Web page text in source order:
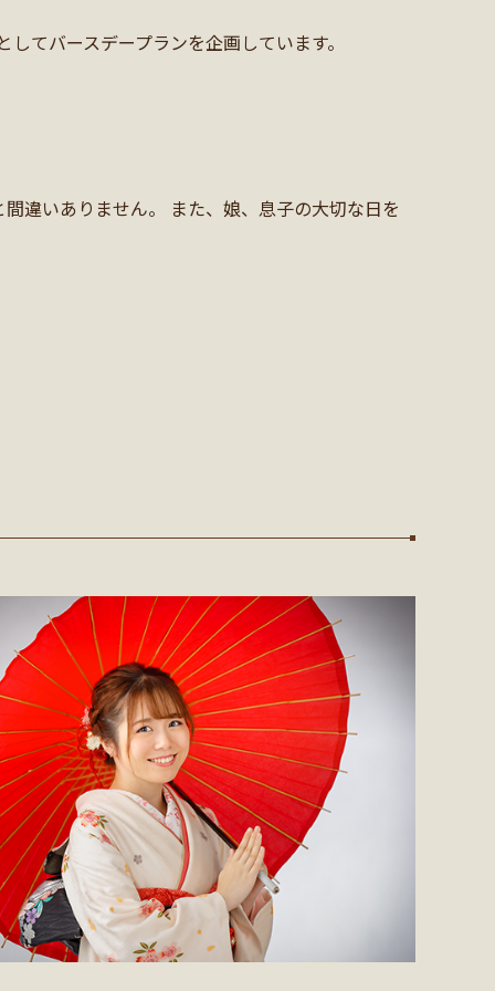
てバースデープランを企画しています。
違いありません。 また、娘、息子の大切な日を